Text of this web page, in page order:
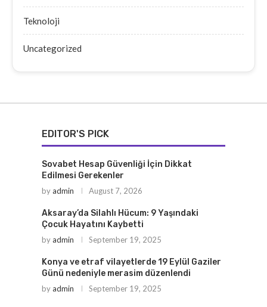
Teknoloji
Uncategorized
EDITOR'S PICK
Sovabet Hesap Güvenliği İçin Dikkat
Edilmesi Gerekenler
byadmin August 7, 2026
Aksaray’da Silahlı Hücum: 9 Yaşındaki
Çocuk Hayatını Kaybetti
byadmin September 19, 2025
Konya ve etraf vilayetlerde 19 Eylül Gaziler
Günü nedeniyle merasim düzenlendi
byadmin September 19, 2025